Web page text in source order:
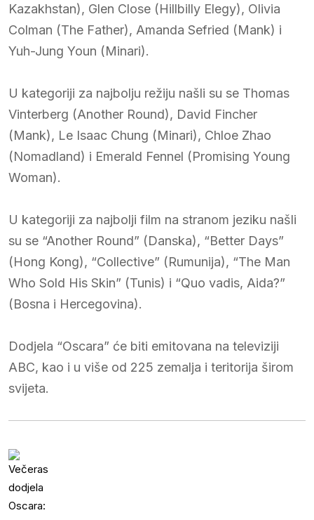
Kazakhstan), Glen Close (Hillbilly Elegy), Olivia
Colman (The Father), Amanda Sefried (Mank) i
Yuh-Jung Youn (Minari).
U kategoriji za najbolju režiju našli su se Thomas
Vinterberg (Another Round), David Fincher
(Mank), Le Isaac Chung (Minari), Chloe Zhao
(Nomadland) i Emerald Fennel (Promising Young
Woman).
U kategoriji za najbolji film na stranom jeziku našli
su se “Another Round” (Danska), “Better Days”
(Hong Kong), “Collective” (Rumunija), “The Man
Who Sold His Skin” (Tunis) i “Quo vadis, Aida?”
(Bosna i Hercegovina).
Dodjela “Oscara” će biti emitovana na televiziji
ABC, kao i u više od 225 zemalja i teritorija širom
svijeta.